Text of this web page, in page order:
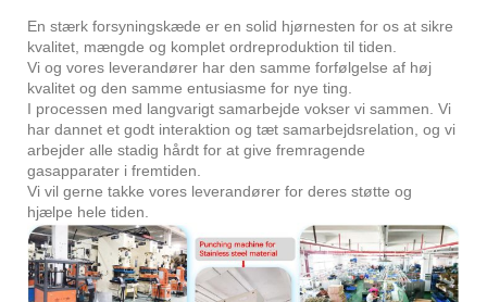
En stærk forsyningskæde er en solid hjørnesten for os at sikre
kvalitet, mængde og komplet ordreproduktion til tiden.
Vi og vores leverandører har den samme forfølgelse af høj
kvalitet og den samme entusiasme for nye ting.
I processen med langvarigt samarbejde vokser vi sammen. Vi
har dannet et godt interaktion og tæt samarbejdsrelation, og vi
arbejder alle stadig hårdt for at give fremragende
gasapparater i fremtiden.
Vi vil gerne takke vores leverandører for deres støtte og
hjælpe hele tiden.